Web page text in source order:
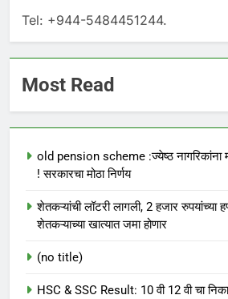
Tel: +944-5484451244.
Most Read
old pension scheme :ज्येष्ठ नागरिकांना
! सरकारचा मोठा निर्णय
शेतकऱ्यांची लॉटरी लागली, 2 हजार रुपयांच्या
शेतकऱ्याच्या खात्यात जमा होणार
(no title)
HSC & SSC Result: 10 वी 12 वी चा